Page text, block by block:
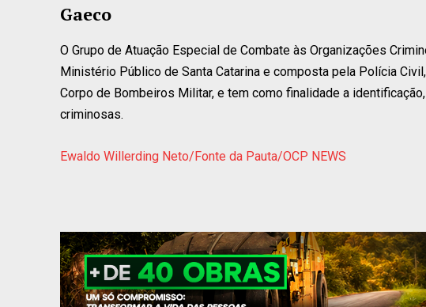
Gaeco
O Grupo de Atuação Especial de Combate às Organizações
Ministério Público de Santa Catarina e composta pela Polícia
Corpo de Bombeiros Militar, e tem como finalidade a
criminosas.
Ewaldo Willerding Neto/Fonte da Pauta/OCP NEWS